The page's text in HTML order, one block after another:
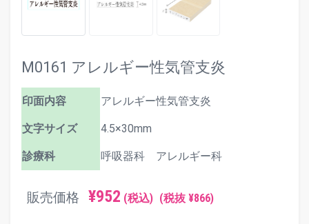
M0161 アレルギー性気管支炎
印面内容 アレルギー性気管支炎
文字サイズ 4.5×30mm
診療科 呼吸器科 アレルギー科
販売価格 ¥952 (税込) (税抜 ¥866)